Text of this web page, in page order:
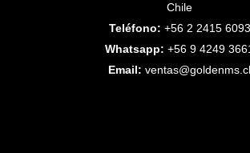
Chile
Teléfono: +56 2 2415 6093
Whatsapp: +56 9 4249
Email: ventas@goldenms.cl